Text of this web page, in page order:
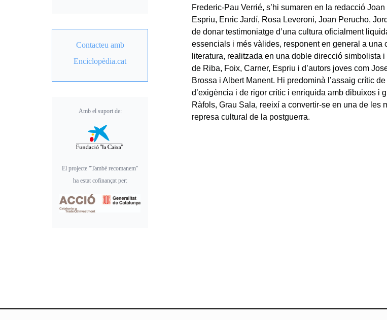
Frederic-Pau Verrié, s’hi sumaren en la redacció
Espriu, Enric Jardí, Rosa Leveroni, Joan Perucho,
de donar testimoniatge d’una cultura oficialment
essencials i més vàlides, responent en general a una
literatura, realitzada en una doble direcció simbolista
de Riba, Foix, Carner, Espriu i d’autors joves com
Brossa i Albert Manent. Hi predominà l’assaig crític
d’exigència i de rigor crític i enriquida amb dibuixos i
Ràfols, Grau Sala, reeixí a convertir-se en una de les
represa cultural de la postguerra.
Contacteu amb
Enciclopèdia.cat
Amb el suport de:
El projecte "També recomanem"
ha estat cofinançat per: